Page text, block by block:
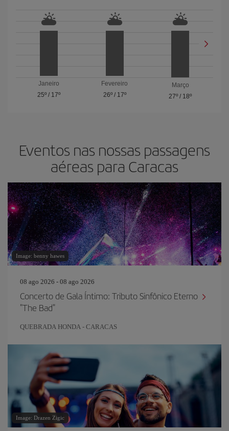
Janeiro
25º/ 17º
Fevereiro
26º/ 17º
Março
27º / 18º
Eventos nas nossas passagens
aéreas para Caracas
Image: benny hawes
08 ago 2026 - 08 ago 2026
Concerto de Gala Íntimo: Tributo Sinfônico Eterno
"The Bad"
QUEBRADA HONDA - CARACAS
Image: Drazen Zigic